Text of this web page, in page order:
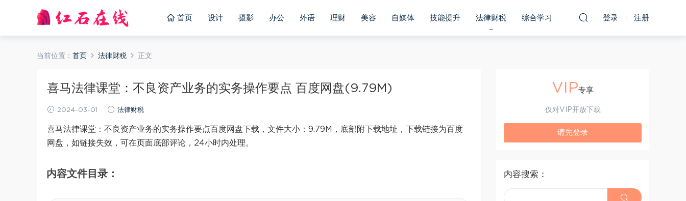
首页 设计 摄影 办公 外语 理财 美容 自媒体 技能提升 法律财税 综合学习 登录 注册
当前位置： 首页 法律财税 正文
喜马法律课堂：不良资产业务的实务操作要点 百度网盘(9.79M)
2024-03-01 法律财税
喜马法律课堂：不良资产业务的实务操作要点百度网盘下载，文件大小：9.79M，底部附下载地址，下载链接为百度
网盘，如链接失效，可在页面底部评论，24小时内处理。
内容文件目录：
VIP专享
仅对VIP开放下载
请先登录
内容搜索：